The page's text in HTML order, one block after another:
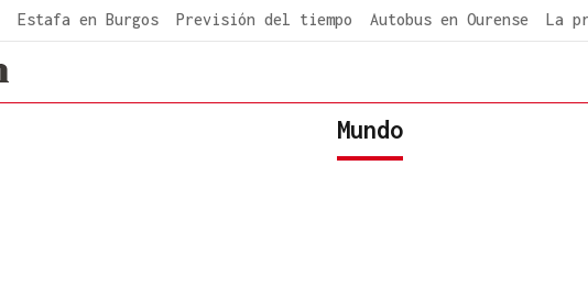
Estafa en Burgos Previsión del tiempo Autobus en Ourense La
Mundo